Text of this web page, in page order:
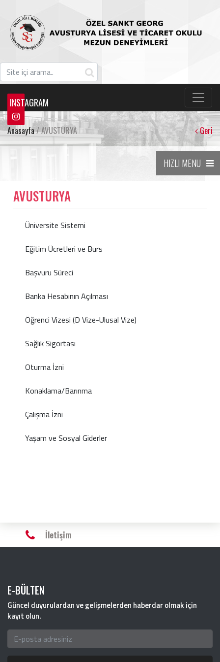
INSTAGRAM
Anasayfa/ AVUSTURYA Geri
HIZLI MENU
AVUSTURYA
Üniversite Sistemi
Eğitim Ücretleri ve Burs
Başvuru Süreci
Banka Hesabının Açılması
Öğrenci Vizesi (D Vize-Ulusal Vize)
Sağlık Sigortası
Oturma İzni
Konaklama/Barınma
Çalışma İzni
Yaşam ve Sosyal Giderler
İletişim
E-BÜLTEN
Güncel duyurulardan ve gelişmelerden haberdar olmak için
kayıt olun.